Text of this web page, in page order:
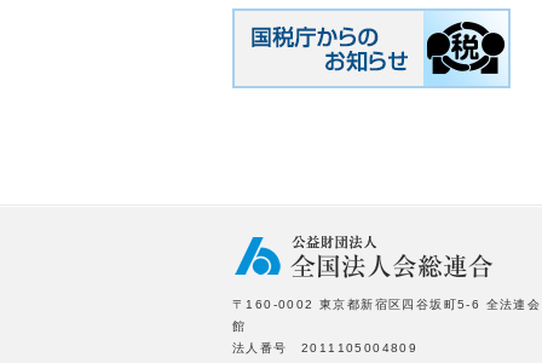
〒160-0002 東京都新宿区四谷坂町5-6 全法連会
館
法人番号 2011105004809